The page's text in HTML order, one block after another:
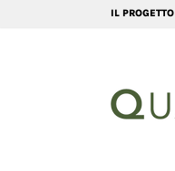
IL PROGETTO